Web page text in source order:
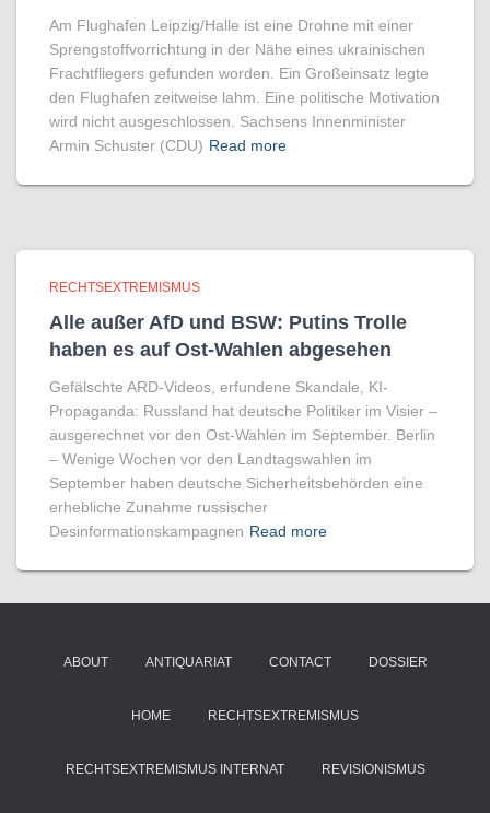
Am Flughafen Leipzig/Halle ist eine Drohne mit einer
Sprengstoffvorrichtung in der Nähe eines ukrainischen
Frachtfliegers gefunden worden. Ein Großeinsatz legte
den Flughafen zeitweise lahm. Eine politische Motivation
wird nicht ausgeschlossen. Sachsens Innenminister
Armin Schuster (CDU) Read more
RECHTSEXTREMISMUS
Alle außer AfD und BSW: Putins Trolle
haben es auf Ost-Wahlen abgesehen
Gefälschte ARD-Videos, erfundene Skandale, KI-
Propaganda: Russland hat deutsche Politiker im Visier –
ausgerechnet vor den Ost-Wahlen im September. Berlin
– Wenige Wochen vor den Landtagswahlen im
September haben deutsche Sicherheitsbehörden eine
erhebliche Zunahme russischer
Desinformationskampagnen Read more
ABOUT ANTIQUARIAT CONTACT DOSSIER
HOME RECHTSEXTREMISMUS
RECHTSEXTREMISMUS INTERNAT REVISIONISMUS